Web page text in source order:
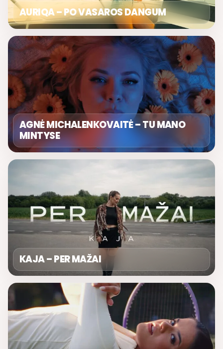
AURIQA – PO VASAROS DANGUM
AGNĖ MICHALENKOVAITĖ – TU MANO
MINTYSE
KAJA – PER MAŽAI